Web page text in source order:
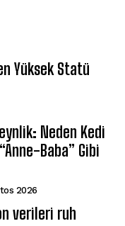
Yüksek Statü
Neden Kedi
Baba” Gibi
2026
verileri ruh